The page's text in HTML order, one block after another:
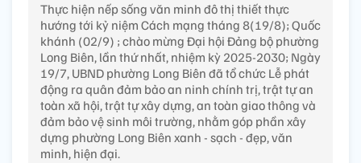
Thực hiện nếp sống văn minh đô thị thiết thực
hướng tới kỷ niệm Cách mạng tháng 8(19/8); Quốc
khánh (02/9) ; chào mừng Đại hội Đảng bộ phường
Long Biên, lần thứ nhất, nhiệm kỳ 2025-2030; Ngày
19/7, UBND phường Long Biên đã tổ chức Lễ phát
động ra quân đảm bảo an ninh chính trị, trật tự an
toàn xã hội, trật tự xây dựng, an toàn giao thông và
đảm bảo vệ sinh môi trường, nhằm góp phần xây
dựng phường Long Biên xanh - sạch - đẹp, văn
minh, hiện đại.